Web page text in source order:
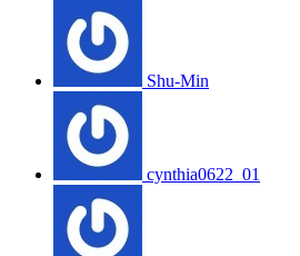
Shu-Min
cynthia0622_01